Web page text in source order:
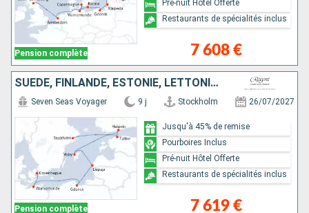
Pension complète 7 608 €
Pré-nuit Hôtel Offerte
Restaurants de spécialités inclus
SUÈDE, FINLANDE, ESTONIE, LETTONIE, POLOGNE, ALLEMAGNE, DANEMARK
Pension complète
Seven Seas Voyager 9 j Stockholm 26/07/2027
7 619 €
Jusqu'à 45% de remise
Pourboires Inclus
Pré-nuit Hôtel Offerte
Restaurants de spécialités inclus